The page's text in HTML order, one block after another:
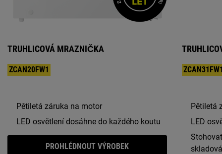
TRUHLICOVÁ MRAZNIČKA
ZCAN20FW1
Pětiletá záruka na motor
LED osvětlení dosáhne do každého koutu
PROHLÉDNOUT VÝROBEK
Pětiletá
LED